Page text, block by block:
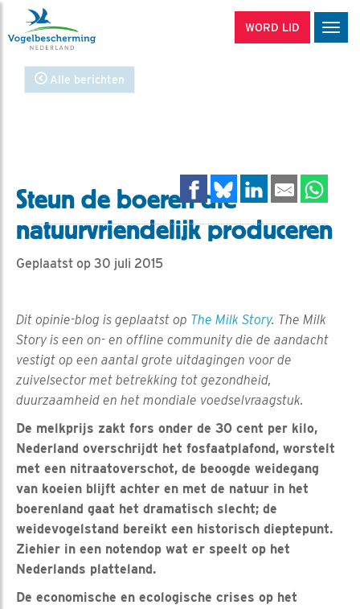
WORD LID
Alle berichten
Steun de boeren die
natuurvriendelijk produceren
Geplaatst op 30 juli 2015
Dit opinie-blog is geplaatst op The Milk Story. The Milk
Story is een on- en offline community die de aandacht
vestigt op een aantal grote uitdagingen voor de
zuivelsector met betrekking tot gezondheid,
duurzaamheid en het mondiale voedselvraagstuk.
De melkprijs zakt fors onder de 30 cent per kilo,
Nederland overschrijdt het fosfaatplafond, worstelt
met een nitraatoverschot, de beoogde weidegang
van koeien blijft achter en met de natuur in het
boerenland gaat het dramatisch slecht; de
weidevogelstand bereikt een historisch dieptepunt.
Ziehier in een notendop wat er speelt op het
Nederlands platteland.
De economische en ecologische crises op het